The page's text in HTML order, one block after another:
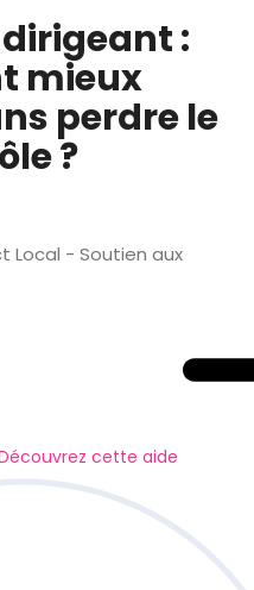
:
mieux
perdre le
?
Local - Soutien aux
cette aide